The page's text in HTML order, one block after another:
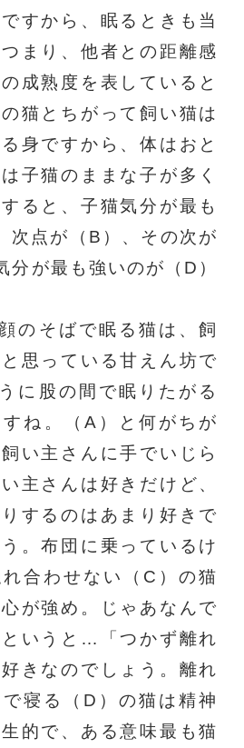
すから、眠るときも当
まり、他者との距離感
成熟度を表していると
猫とちがって飼い猫は
身ですから、体はおと
子猫のままな子が多く
ると、子猫気分が最も
次点が（B）️、その次が
分が最も強いのが（D）
のそばで眠る猫は、飼
思っている甘えん坊で
に股の間で眠りたがる
ね。（A）と何がちが
い主さんに手でいじら
主さんは好きだけど、
するのはあまり好きで
。布団に乗っているけ
合わせない（C）の猫
が強め。じゃあなんで
いうと…「つかず離れ
きなのでしょう。離れ
寝る（D）の猫は精神
的で、ある意味最も猫